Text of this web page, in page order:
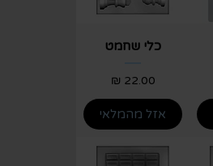
כלי שחמט
מחיר
אזל מהמלאי